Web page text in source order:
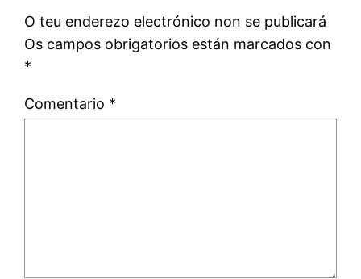
O teu enderezo electrónico non se publicará
Os campos obrigatorios están marcados con
*
Comentario *